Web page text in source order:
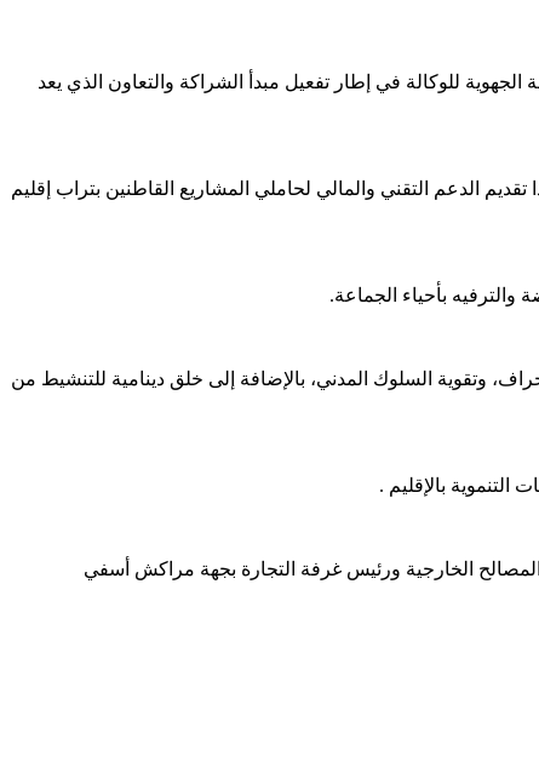
للوكالة في إطار تفعيل مبدأ الشراكة والتعاون الذي يعد
الدعم التقني والمالي لحاملي المشاريع القاطنين بتراب إقليم
والترفيه بأحياء الجماعة.
وتقوية السلوك المدني، بالإضافة إلى خلق دينامية للتنشيط من
التنموية بالإقليم .
المصالح الخارجية ورئيس غرفة التجارة بجهة مراكش أسفي